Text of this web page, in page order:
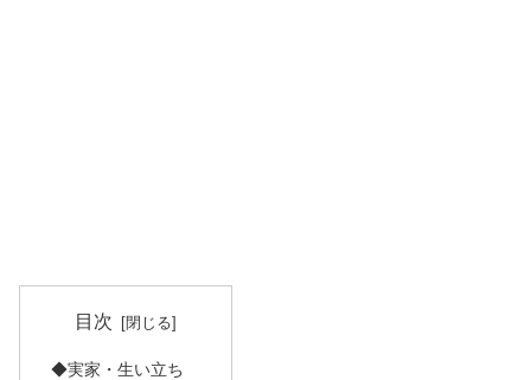
目次
◆実家・生い立ち